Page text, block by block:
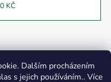
Dalším procházením
s jejich používáním.. Více
0 KČ
HLEDAT